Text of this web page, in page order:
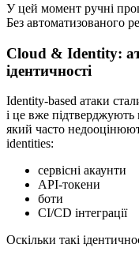
У цей момент ручні
Без автоматизованого
Cloud & Identity:
ідентичності
Identity-based атаки
і це вже підтверджують
який часто
identities:
сервісні акаунти
API-токени
боти
CI/CD інтеграції
Оскільки такі